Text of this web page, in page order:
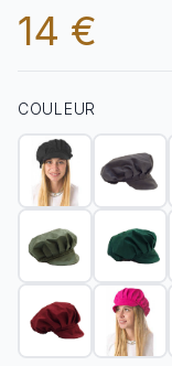
14 €
COULEUR